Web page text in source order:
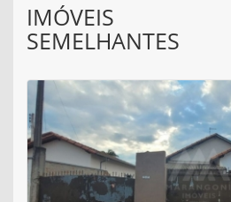
IMÓVEIS
SEMELHANTES